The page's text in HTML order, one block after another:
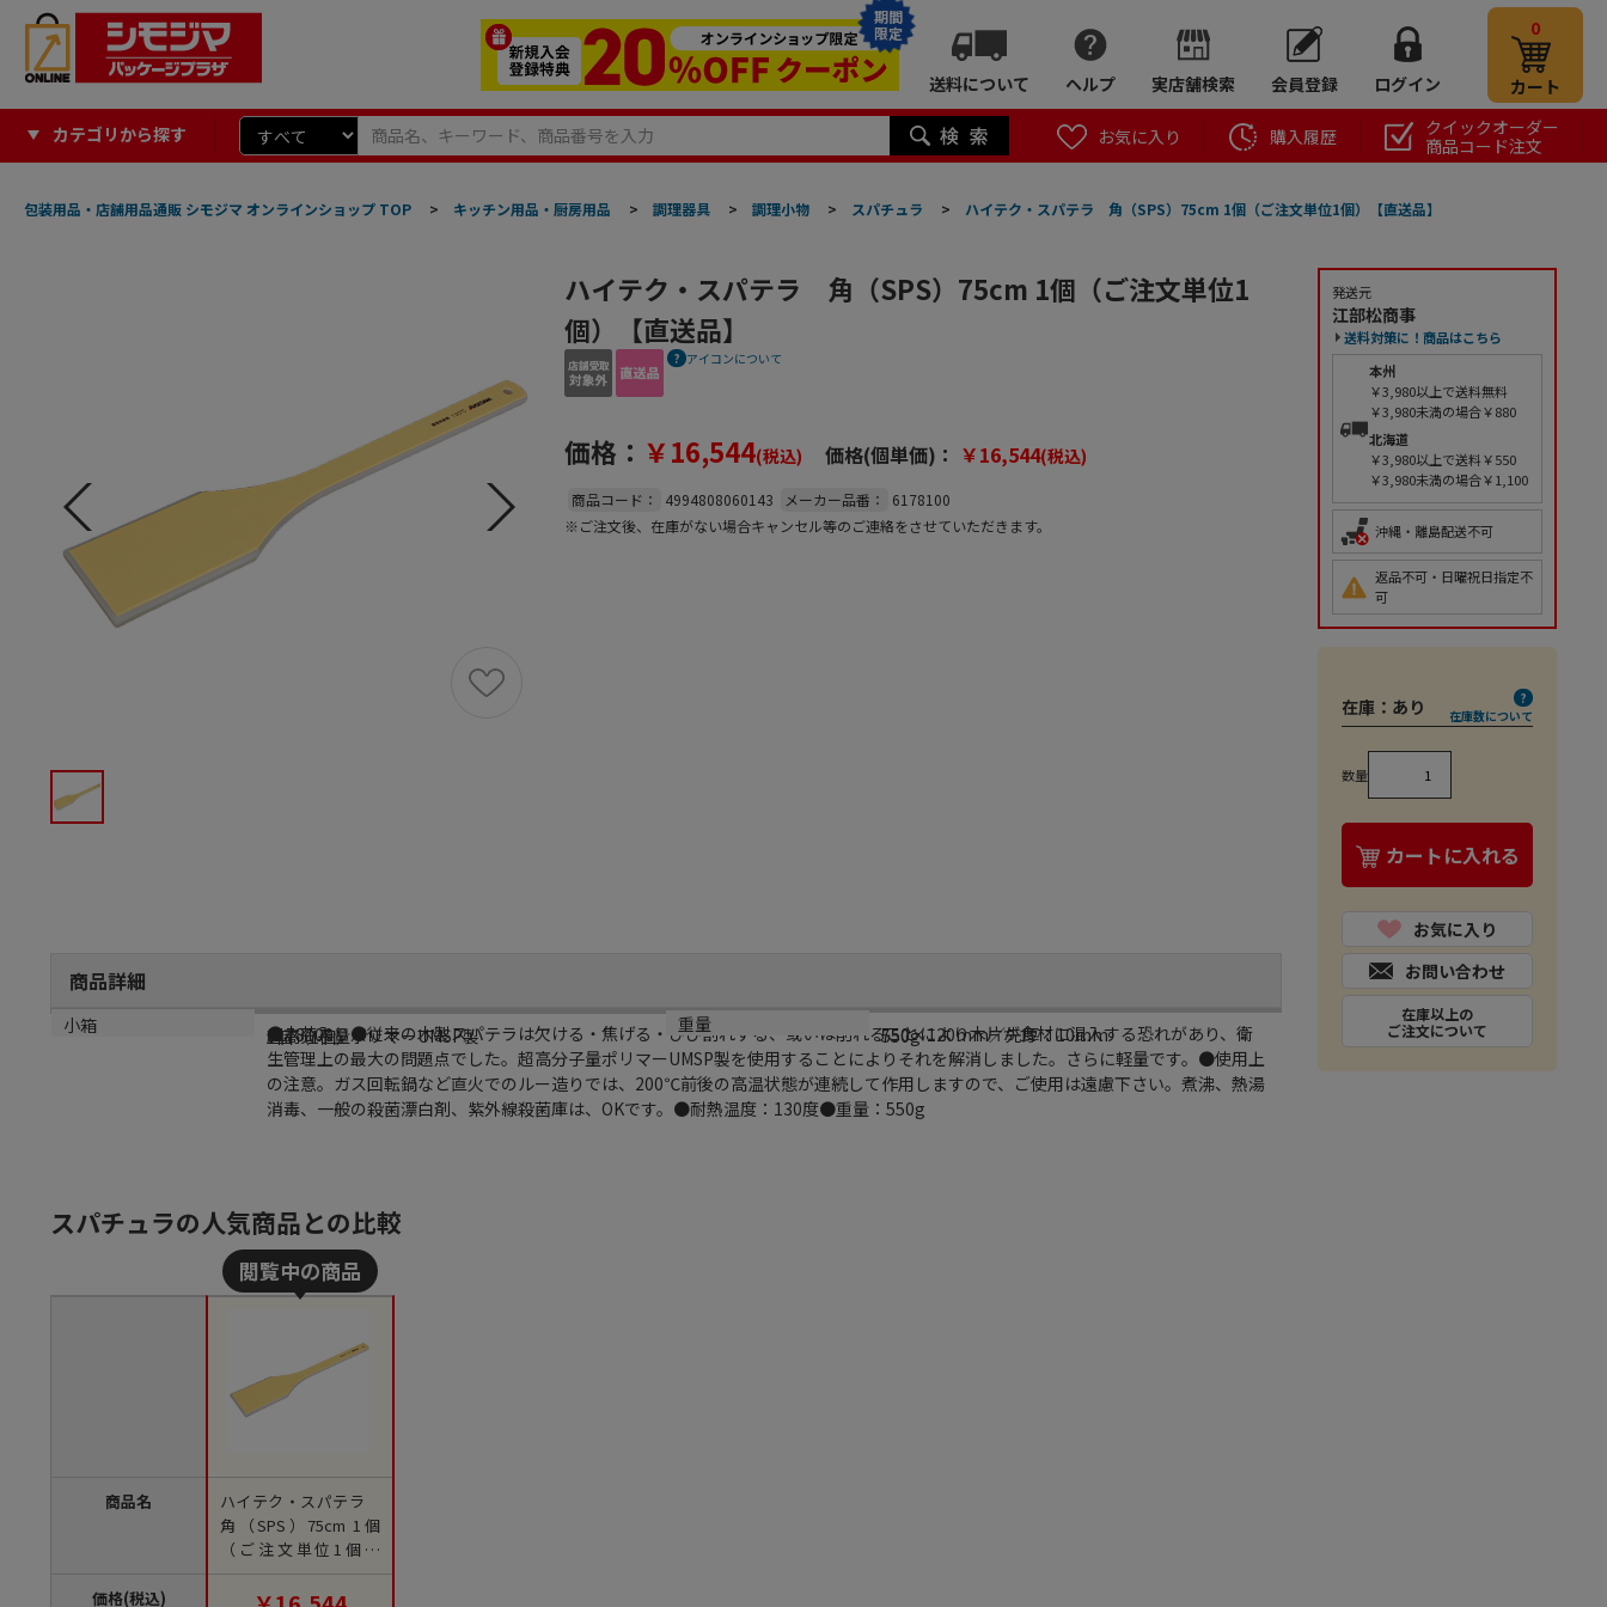
期間
限定
送料について ヘルプ 実店舗検索 会員登録 ログイン
0
カート
カテゴリから探す お気に入り 購入履歴
クイックオーダー
商品コード注文
包装用品・店舗用品通販 シモジマ オンラインショップ TOP > キッチン用品・厨房用品 > 調理器具 > 調理小物 > スパチュラ > ハイテク・スパテラ 角（SPS）75cm 1個（ご注文単位1個）【直送品】
ハイテク・スパテラ 角（SPS）75cm 1個（ご注文単位1
個）【直送品】
アイコンについて
価格： ￥16,544(税込) 価格(個単価)： ￥16,544(税込)
商品コード： 4994808060143 メーカー品番：
6178100
※ご注文後、在庫がない場合キャンセル等のご連絡をさせていただきます。
商品詳細
商品説明
●木芯入り●従来の木製スパテラは欠ける・焦げる・ひび割れする、或いは削れることにより木片が食材に混入する恐れがあり、衛
生管理上の最大の問題点でした。超高分子量ポリマーUMSP製を使用することによりそれを解消しました。さらに軽量です。●使用上
の注意。ガス回転鍋など直火でのルー造りでは、200℃前後の高温状態が連続して作用しますので、ご使用は遠慮下さい。煮沸、熱湯
消毒、一般の殺菌漂白剤、紫外線殺菌庫は、OKです。●耐熱温度：130度●重量：550g
メーカー品番
6178100
サイズ
750×120mm／先厚：10mm
材質
超高分子量ポリマーUMSP製
重量
550g
小箱
1個（1個）
発送元
江部松商事
送料対策に！商品はこちら
本州
￥3,980以上で送料無料
￥3,980未満の場合￥880
北海道
￥3,980以上で送料￥550
￥3,980未満の場合￥1,100
沖縄・離島配送不可
返品不可・日曜祝日指定不
可
在庫： あり 在庫数について
数量
カートに入れる
お気に入り
お問い合わせ
在庫以上の
ご注文について
スパチュラの人気商品との比較
商品名
価格(税込)
ハイテク・スパテラ
角（SPS）75cm 1個
（ご注文単位1個）
【直送品】